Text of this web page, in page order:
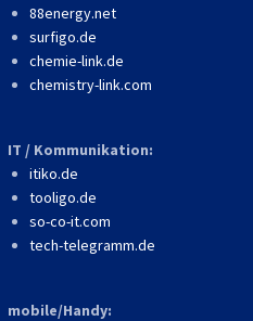
88energy.net
surfigo.de
chemie-link.de
chemistry-link.com
IT / Kommunikation:
itiko.de
tooligo.de
so-co-it.com
tech-telegramm.de
mobile/Handy: